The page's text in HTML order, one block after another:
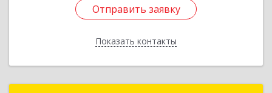
Отправить заявку
Показать контакты
Отправить заявку
Назад